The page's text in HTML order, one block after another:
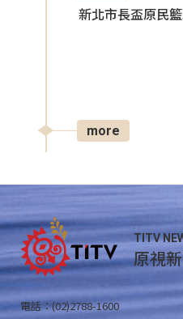
新北市長盃原民
more
TITV
原視
電話：(02)2788-1600